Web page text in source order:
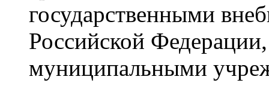
государственными
Российской
муниципальными